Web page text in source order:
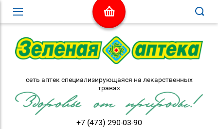
сеть аптек специализирующаяся на лекарственных
травах
+7 (473) 290-03-90